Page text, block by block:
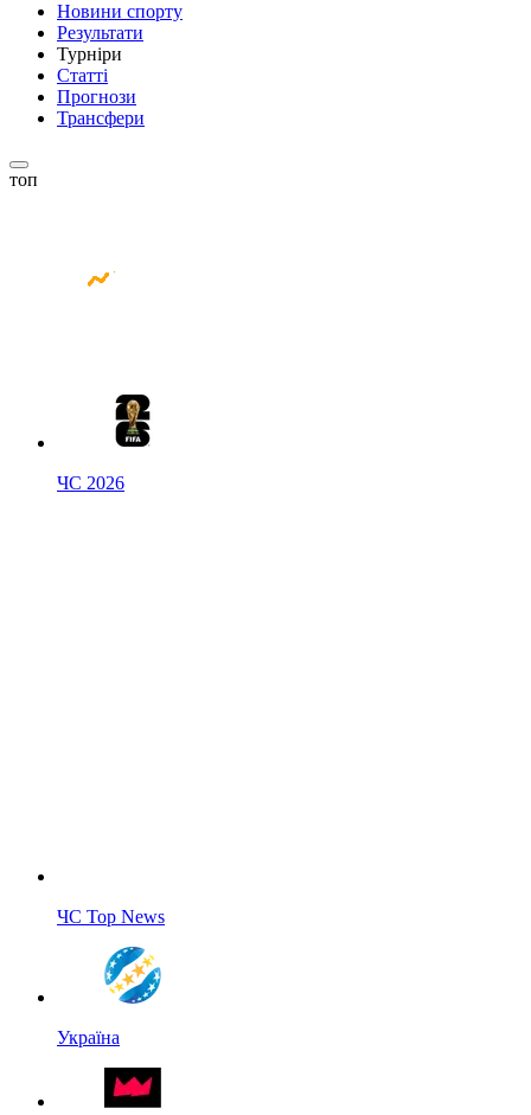
Новини спорту
Результати
Турніри
Статті
Прогнози
Трансфери
топ
ЧС 2026
ЧС Top News
Україна